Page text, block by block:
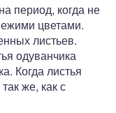
период, когда не
цветами.
листьев.
одуванчика
Когда листья
же, как с